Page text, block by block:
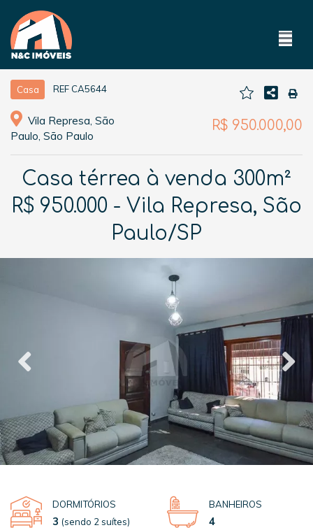
Casa REF CA5644
Vila Represa, São
Paulo, São Paulo
R$ 950.000,00
Casa térrea à venda 300m²
R$ 950.000 - Vila Represa, São
Paulo/SP
DORMITÓRIOS
3 (sendo 2 suítes)
BANHEIROS
4